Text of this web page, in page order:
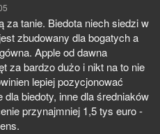
za tanie. Biedota niech siedzi w
zbudowany dla bogatych a
Apple od dawna
za bardzo dużo i nikt na to nie
lepiej pozycjonować
biedoty, inne dla średniaków
przynajmniej 1,5 tys euro -